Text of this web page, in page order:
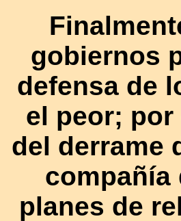
gobiernos
defensa de
el peor; por
del derrame
compañía
planes de